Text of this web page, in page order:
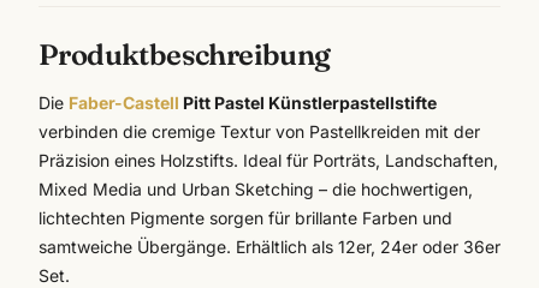
Produktbeschreibung
Die Faber-Castell Pitt Pastel Künstlerpastellstifte
verbinden die cremige Textur von Pastellkreiden mit der
Präzision eines Holzstifts. Ideal für Porträts, Landschaften,
Mixed Media und Urban Sketching – die hochwertigen,
lichtechten Pigmente sorgen für brillante Farben und
samtweiche Übergänge. Erhältlich als 12er, 24er oder 36er
Set.